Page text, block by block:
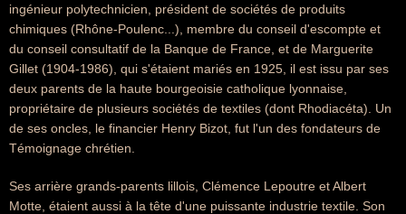
ingénieur polytechnicien, président de sociétés de produits
chimiques (Rhône-Poulenc...), membre du conseil d'escompte et
du conseil consultatif de la Banque de France, et de Marguerite
Gillet (1904-1986), qui s'étaient mariés en 1925, il est issu par ses
deux parents de la haute bourgeoisie catholique lyonnaise,
propriétaire de plusieurs sociétés de textiles (dont Rhodiacéta). Un
de ses oncles, le financier Henry Bizot, fut l'un des fondateurs de
Témoignage chrétien.
Ses arrière grands-parents lillois, Clémence Lepoutre et Albert
Motte, étaient aussi à la tête d'une puissante industrie textile. Son